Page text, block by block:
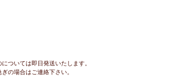
ついては即日発送いたします。
の場合はご連絡下さい。